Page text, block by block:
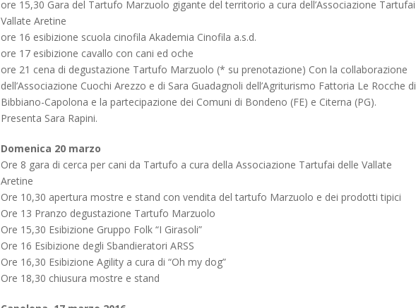
ore 15,30 Gara del Tartufo Marzuolo gigante del territorio a cura dell’Associazione Tartufai
Vallate Aretine
ore 16 esibizione scuola cinofila Akademia Cinofila a.s.d.
ore 17 esibizione cavallo con cani ed oche
ore 21 cena di degustazione Tartufo Marzuolo (* su prenotazione) Con la collaborazione
dell’Associazione Cuochi Arezzo e di Sara Guadagnoli dell’Agriturismo Fattoria Le Rocche di
Bibbiano-Capolona e la partecipazione dei Comuni di Bondeno (FE) e Citerna (PG).
Presenta Sara Rapini.
Domenica 20 marzo
Ore 8 gara di cerca per cani da Tartufo a cura della Associazione Tartufai delle Vallate
Aretine
Ore 10,30 apertura mostre e stand con vendita del tartufo Marzuolo e dei prodotti tipici
Ore 13 Pranzo degustazione Tartufo Marzuolo
Ore 15,30 Esibizione Gruppo Folk “I Girasoli”
Ore 16 Esibizione degli Sbandieratori ARSS
Ore 16,30 Esibizione Agility a cura di “Oh my dog”
Ore 18,30 chiusura mostre e stand